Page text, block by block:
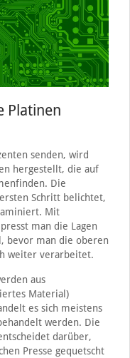
Platinen
senden, wird
hergestellt, die auf
Die
Schritt belichtet,
Mit
man die Lagen
bevor man die oberen
weiter verarbeitet.
aus
Material)
es sich meistens
werden. Die
darüber,
Presse gequetscht